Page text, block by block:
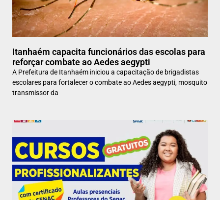
Itanhaém capacita funcionários das escolas para
reforçar combate ao Aedes aegypti
A Prefeitura de Itanhaém iniciou a capacitação de brigadistas
escolares para fortalecer o combate ao Aedes aegypti, mosquito
transmissor da